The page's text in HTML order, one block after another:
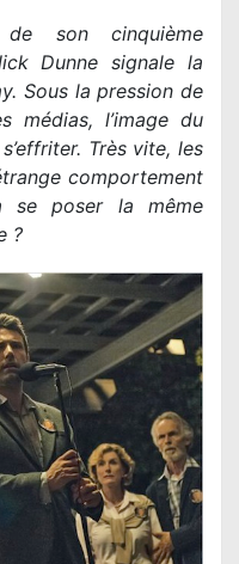
de son cinquième
Dunne signale la
Sous la pression de
médias, l’image du
Très vite, les
comportement
se poser la même
?